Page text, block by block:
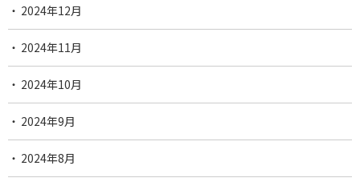
2024年12月
2024年11月
2024年10月
2024年9月
2024年8月